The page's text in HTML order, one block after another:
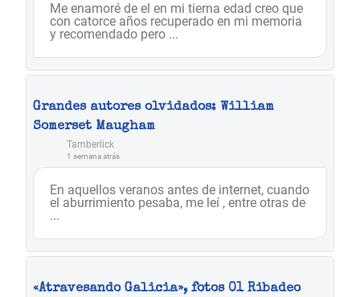
Me enamoré de el en mi tierna edad creo que
con catorce años recuperado en mi memoria
y recomendado pero ...
Grandes autores olvidados: William
Somerset Maugham
Tamberlick
1 semana atrás
En aquellos veranos antes de internet, cuando
el aburrimiento pesaba, me leí , entre otras de
...
«Atravesando Galicia», fotos 01 Ribadeo